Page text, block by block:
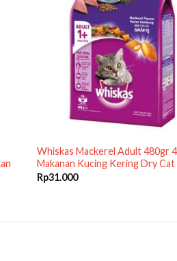
Whiskas Mackerel Adult 480gr
Makanan Kucing Kering Dry Cat
Rp31.000